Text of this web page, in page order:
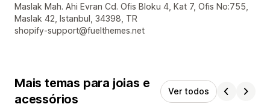
Detalhes de contacto do designer
Maslak Mah. Ahi Evran Cd. Ofis Bloku 4, Kat 7, Ofis No:755,
Maslak 42, Istanbul, 34398, TR
shopify-support@fuelthemes.net
Mais temas para joias e
acessórios
Ver todos